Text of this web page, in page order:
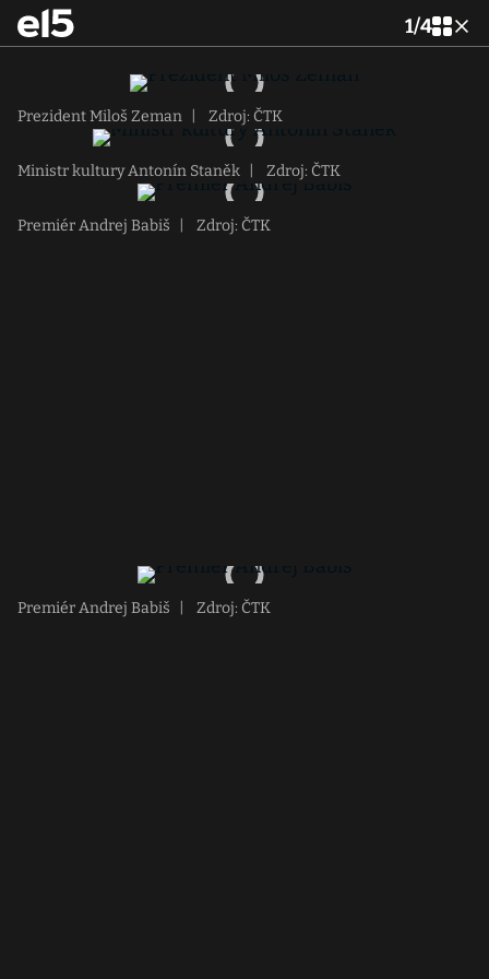
1/4
Prezident Miloš Zeman Zdroj: ČTK
Ministr kultury Antonín Staněk Zdroj: ČTK
Premiér Andrej Babiš Zdroj: ČTK
Premiér Andrej Babiš Zdroj: ČTK